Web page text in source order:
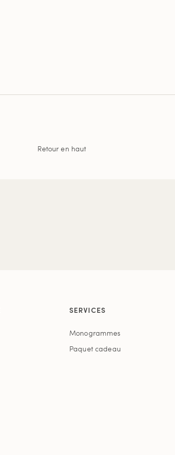
Retour en haut
SERVICES
Monogrammes
Paquet cadeau